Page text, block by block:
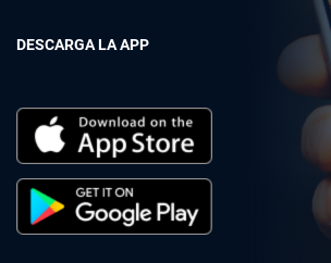
DESCARGA LA APP